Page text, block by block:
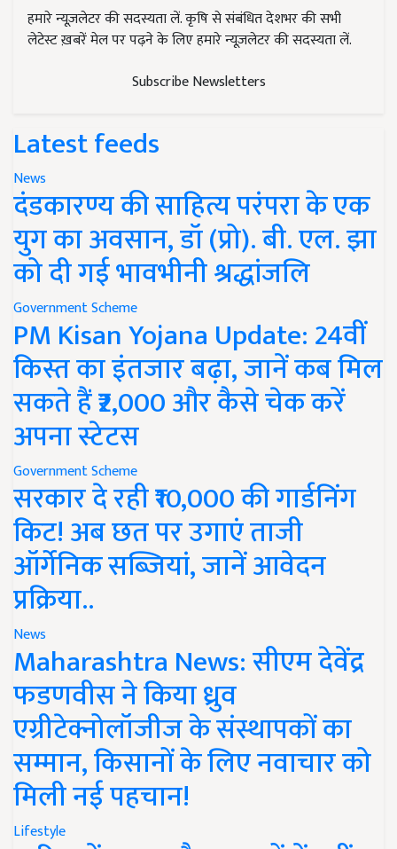
हमारे न्यूज़लेटर की सदस्यता लें. कृषि से संबंधित देशभर की सभी
लेटेस्ट ख़बरें मेल पर पढ़ने के लिए हमारे न्यूज़लेटर की सदस्यता लें.
Subscribe Newsletters
Latest feeds
News
दंडकारण्य की साहित्य परंपरा के एक
युग का अवसान, डॉ (प्रो). बी. एल. झा
को दी गई भावभीनी श्रद्धांजलि
Government Scheme
PM Kisan Yojana Update: 24वीं
किस्त का इंतजार बढ़ा, जानें कब मिल
सकते हैं ₹2,000 और कैसे चेक करें
अपना स्टेटस
Government Scheme
सरकार दे रही ₹10,000 की गार्डनिंग
किट! अब छत पर उगाएं ताजी
ऑर्गेनिक सब्जियां, जानें आवेदन
प्रक्रिया..
News
Maharashtra News: सीएम देवेंद्र
फडणवीस ने किया ध्रुव
एग्रीटेक्नोलॉजीज के संस्थापकों का
सम्मान, किसानों के लिए नवाचार को
मिली नई पहचान!
Lifestyle